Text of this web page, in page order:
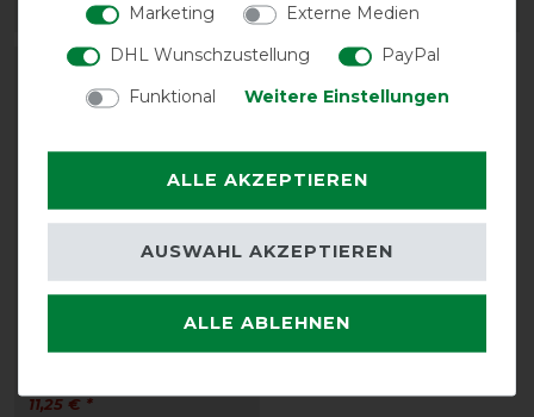
ARTIKEL MERKEN ARTIKEL MERKEN
Waldhausen Safe-Gum -
11,25 € *
Marketing
Externe Medien
DHL Wunschzustellung
PayPal
Funktional
Weitere Einstellungen
ALLE AKZEPTIEREN
ALLE ABLEHNEN
AUSWAHL AKZEPTIEREN